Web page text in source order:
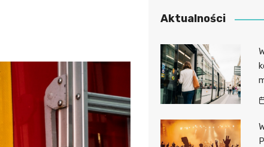
Stacja paliw
Księgarnia
Restauracja
Adwokat
Urząd miasta
Policja
Aktualności